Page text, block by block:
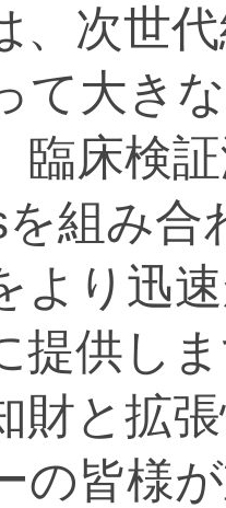
、次世
て大き
臨床検
組み
より迅
提供し
財と拡
の皆様